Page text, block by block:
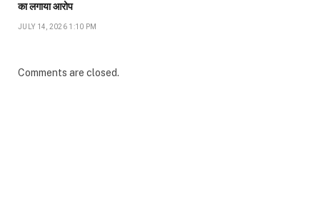
का लगाया आरोप
JULY 14, 2026 1:10 PM
Comments are closed.